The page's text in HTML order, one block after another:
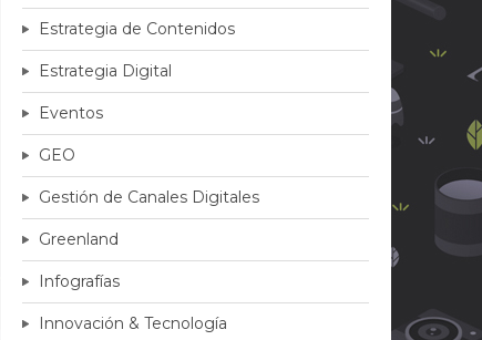
Estrategia de Contenidos
Estrategia Digital
Eventos
GEO
Gestión de Canales Digitales
Greenland
Infografías
Innovación & Tecnología